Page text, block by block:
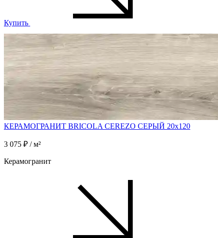
Купить
КЕРАМОГРАНИТ BRICOLA CEREZO СЕРЫЙ 20x120
3 075 ₽ / м²
Керамогранит